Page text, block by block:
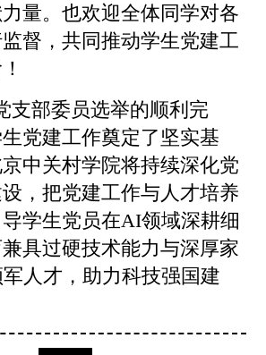
量。也欢迎全体同学对各
督，共同推动学生党建工
支部委员选举的顺利完
党建工作奠定了坚实基
中关村学院将持续深化党
，把党建工作与人才培养
学生党员在AI领域深耕细
具过硬技术能力与深厚家
人才，助力科技强国建